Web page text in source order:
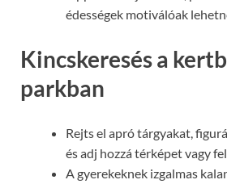
édességek motiválóak
Kincskeresés a
parkban
Rejts el apró tárgyakat,
és adj hozzá térképet vagy
A gyerekeknek izgalmas